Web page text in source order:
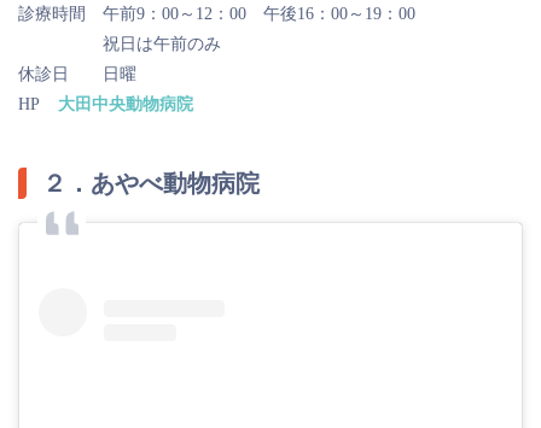
診療時間 午前9：00～12：00 午後16：00～19：00
祝日は午前のみ
休診日 日曜
HP
大田中央動物病院
２．あやべ動物病院